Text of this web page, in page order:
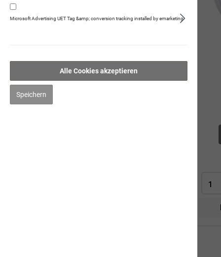
Karriere
Microsoft Advertising UET Tag &amp; conversion tracking installed by emarketing
Alle Cookies akzeptieren
Speichern